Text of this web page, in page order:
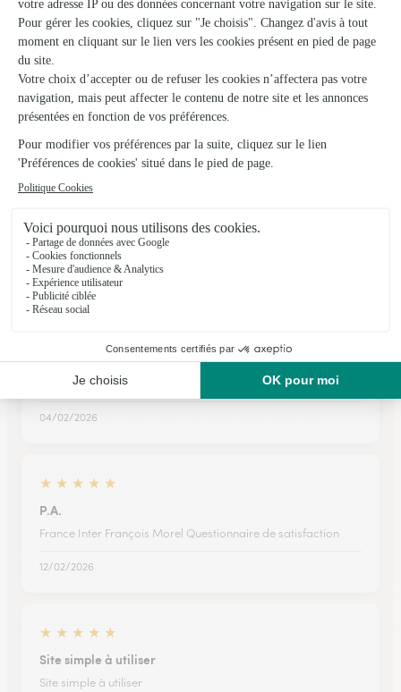
Carrement Fleurs
Tarbes
★★★★★4.5 (220)
70 bis, avenue Alsace Lorraine
Ils ont fait livrer des fleurs ou une plante à
Saint-Pastous
Trés bien
Trés bien , produit et livraison
04/02/2026
★ ★ ★ ★ ★
P.A.
France Inter François Morel Questionnaire de satisfaction
12/02/2026
★ ★ ★ ★ ★
Site simple à utiliser
Site simple à utiliser